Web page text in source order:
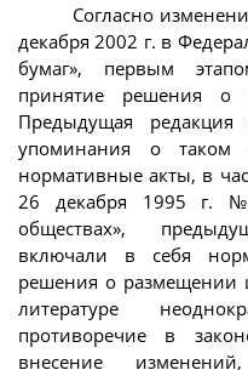
Согласно
декабря 2002 г. в
бумаг», первым
принятие решения о
Предыдущая
упоминания о таком
нормативные акты, в
26 декабря 1995 г.
обществах»,
включали в себя
решения о размещении
литературе
противоречие в
внесение